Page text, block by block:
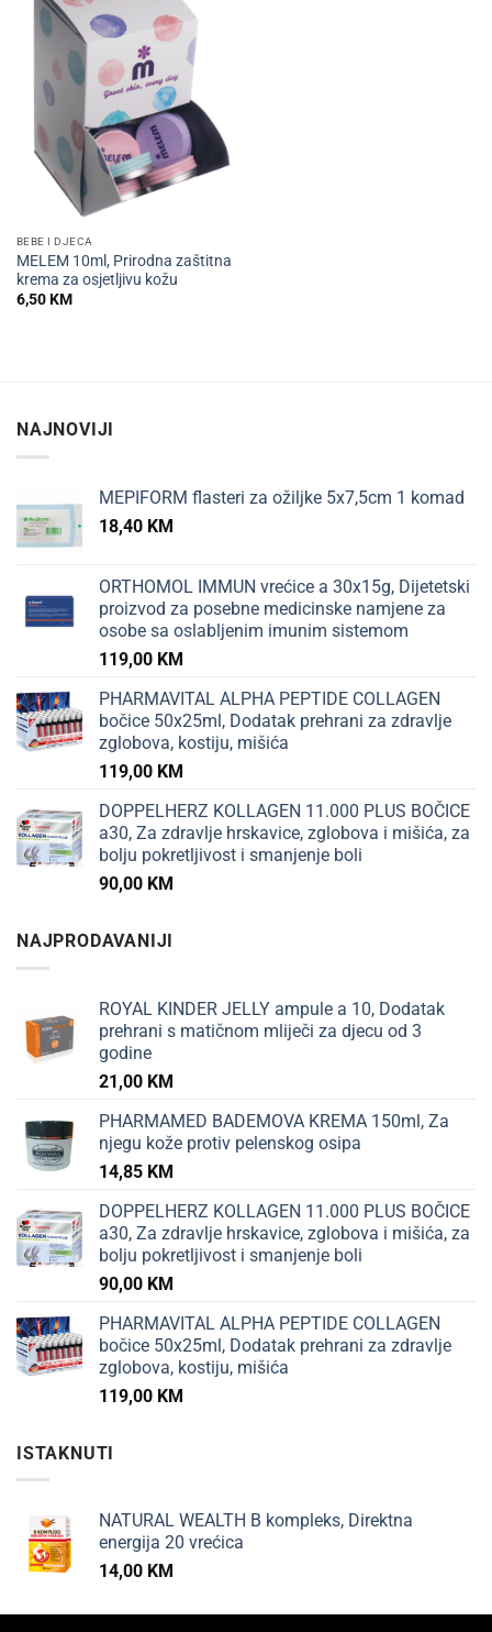
BEBE I DJECA
MELEM 10ml, Prirodna zaštitna
krema za osjetljivu kožu
6,50KM
NAJNOVIJI
MEPIFORM flasteri za ožiljke 5x7,5cm 1 komad
18,40 KM
ORTHOMOL IMMUN vrećice a 30x15g, Dijetetski
proizvod za posebne medicinske namjene za
osobe sa oslabljenim imunim sistemom
119,00 KM
PHARMAVITAL ALPHA PEPTIDE COLLAGEN
bočice 50x25ml, Dodatak prehrani za zdravlje
zglobova, kostiju, mišića
119,00 KM
DOPPELHERZ KOLLAGEN 11.000 PLUS BOČICE
a30, Za zdravlje hrskavice, zglobova i mišića, za
bolju pokretljivost i smanjenje boli
90,00 KM
NAJPRODAVANIJI
ROYAL KINDER JELLY ampule a 10, Dodatak
prehrani s matičnom mliječi za djecu od 3
godine
21,00 KM
PHARMAMED BADEMOVA KREMA 150ml, Za
njegu kože protiv pelenskog osipa
14,85 KM
DOPPELHERZ KOLLAGEN 11.000 PLUS BOČICE
a30, Za zdravlje hrskavice, zglobova i mišića, za
bolju pokretljivost i smanjenje boli
90,00 KM
PHARMAVITAL ALPHA PEPTIDE COLLAGEN
bočice 50x25ml, Dodatak prehrani za zdravlje
zglobova, kostiju, mišića
119,00 KM
ISTAKNUTI
NATURAL WEALTH B kompleks, Direktna
energija 20 vrećica
14,00 KM